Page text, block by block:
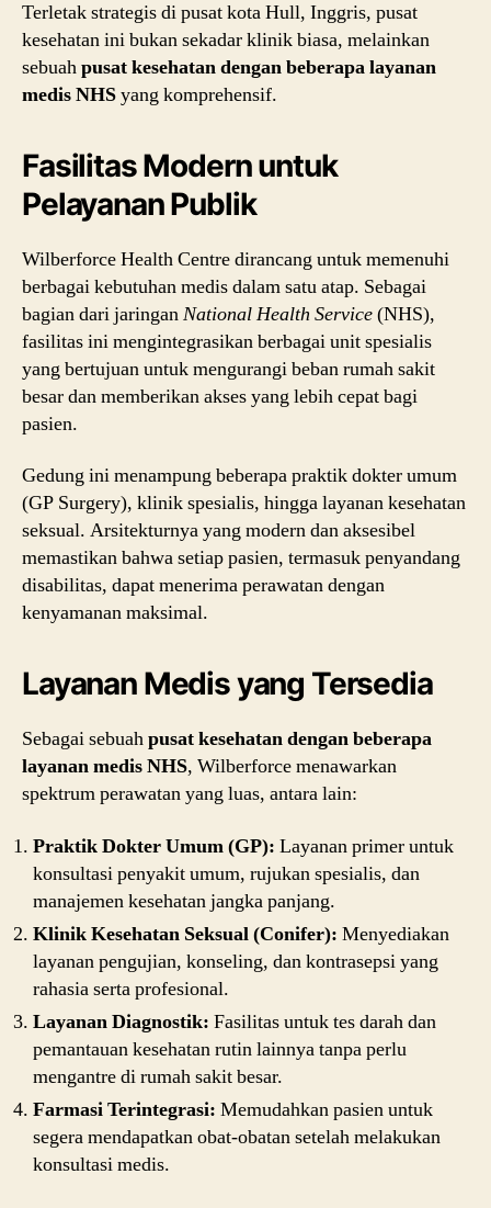
Terletak strategis di pusat kota Hull, Inggris, pusat
kesehatan ini bukan sekadar klinik biasa, melainkan
sebuahpusat kesehatan dengan beberapa layanan
medis NHSyang komprehensif.
Fasilitas Modern untuk
Pelayanan Publik
Wilberforce Health Centre dirancang untuk memenuhi
berbagai kebutuhan medis dalam satu atap. Sebagai
bagian dari jaringanNational Health Service(NHS),
fasilitas ini mengintegrasikan berbagai unit spesialis
yang bertujuan untuk mengurangi beban rumah sakit
besar dan memberikan akses yang lebih cepat bagi
pasien.
Gedung ini menampung beberapa praktik dokter umum
(GP Surgery), klinik spesialis, hingga layanan kesehatan
seksual. Arsitekturnya yang modern dan aksesibel
memastikan bahwa setiap pasien, termasuk penyandang
disabilitas, dapat menerima perawatan dengan
kenyamanan maksimal.
Layanan Medis yang Tersedia
Sebagai sebuahpusat kesehatan dengan beberapa
layanan medis NHS, Wilberforce menawarkan
spektrum perawatan yang luas, antara lain:
Praktik Dokter Umum (GP): Layanan primer untuk
konsultasi penyakit umum, rujukan spesialis, dan
manajemen kesehatan jangka panjang.
Klinik Kesehatan Seksual (Conifer): Menyediakan
layanan pengujian, konseling, dan kontrasepsi yang
rahasia serta profesional.
Layanan Diagnostik: Fasilitas untuk tes darah dan
pemantauan kesehatan rutin lainnya tanpa perlu
mengantre di rumah sakit besar.
Farmasi Terintegrasi: Memudahkan pasien untuk
segera mendapatkan obat-obatan setelah melakukan
konsultasi medis.